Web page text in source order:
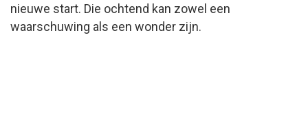
nieuwe start. Die ochtend kan zowel een
waarschuwing als een wonder zijn.